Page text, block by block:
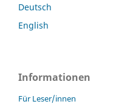
Deutsch
English
Informationen
Für Leser/innen